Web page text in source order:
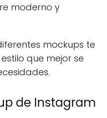
moderno y
mockups te
que mejor se
de Instagram